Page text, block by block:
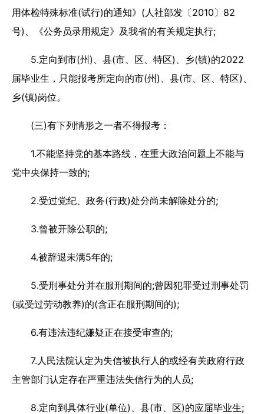
用体检特殊标准(试行)的通知》(人社部发〔2010〕82
号)、《公务员录用规定》及我省的有关规定执行;
5.定向到市(州)、县(市、区、特区)、乡(镇)的2022
届毕业生，只能报考所定向的市(州)、县(市、区、特区)、
乡(镇)岗位。
(三)有下列情形之一者不得报考：
1.不能坚持党的基本路线，在重大政治问题上不能与
党中央保持一致的;
2.受过党纪、政务(行政)处分尚未解除处分的;
3.曾被开除公职的;
4.被辞退未满5年的;
5.受刑事处分并在服刑期间的;曾因犯罪受过刑事处罚
(或受过劳动教养)的(含正在服刑期间的);
6.有违法违纪嫌疑正在接受审查的;
7.人民法院认定为失信被执行人的或经有关政府行政
主管部门认定存在严重违法失信行为的人员;
8.定向到具体行业(单位)、县(市、区)的应届毕业生;